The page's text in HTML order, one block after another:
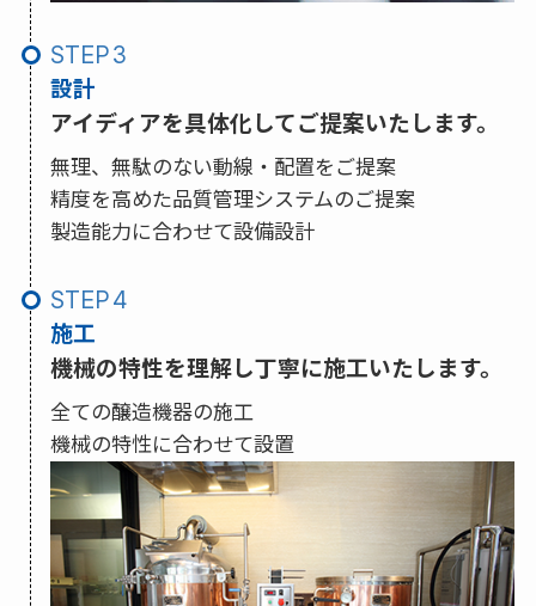
STEP
設計
アイディアを具体化してご提案いたします。
無理、無駄のない動線・配置をご提案
精度を高めた品質管理システムのご提案
製造能力に合わせて設備設計
STEP
施工
機械の特性を理解し丁寧に施工いたします。
全ての醸造機器の施工
機械の特性に合わせて設置